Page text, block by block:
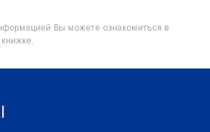
Вы можете ознакомиться в